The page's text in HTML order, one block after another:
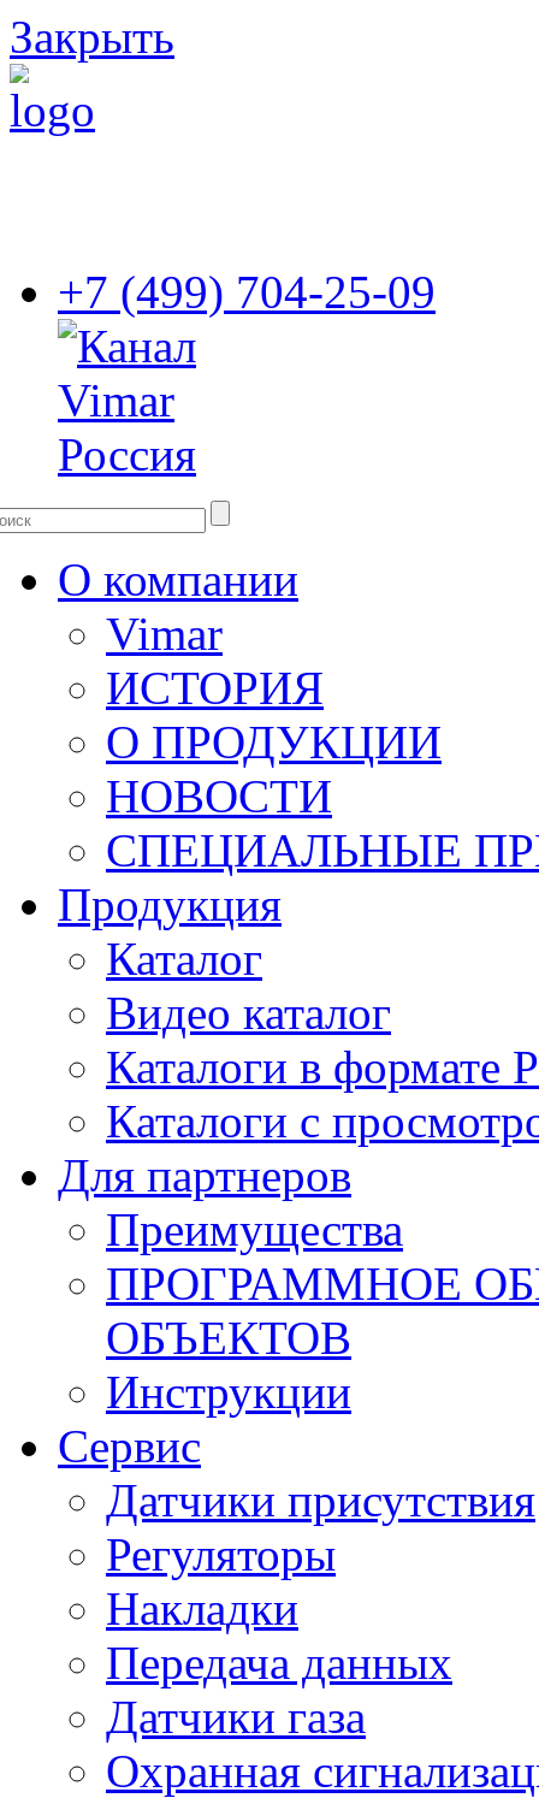
Закрыть
+7 (499) 704-25-09
О компании
Vimar
ИСТОРИЯ
О ПРОДУКЦИИ
НОВОСТИ
СПЕЦИАЛЬНЫЕ
Продукция
Каталог
Видео каталог
Каталоги в формате
Каталоги с
Для партнеров
Преимущества
ПРОГРАММНОЕ
ОБЪЕКТОВ
Инструкции
Сервис
Датчики присутствия
Регуляторы
Накладки
Передача данных
Датчики газа
Охранная